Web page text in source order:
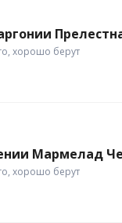
хорошо берут
Мармелад
хорошо берут